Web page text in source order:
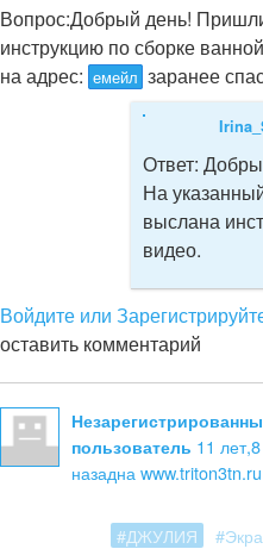
Вопрос:Добрый день!
инструкцию по сборке
на адрес: емейл заранее
Ответ:
На
выслана
видео.
Войдите или
оставить комментарий
пользователь 11
назадна www.triton3tn.ru
#ДЖУЛИЯ